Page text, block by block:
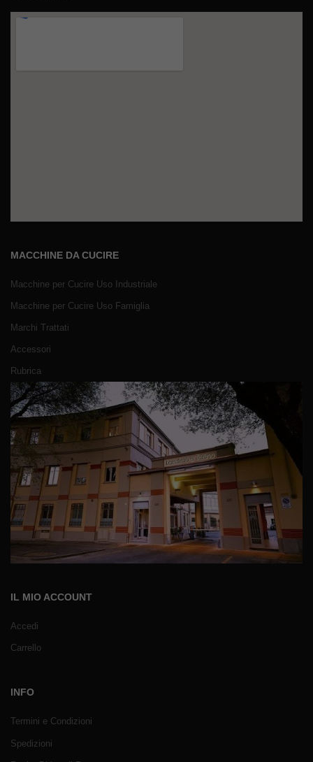
MACCHINE DA CUCIRE
Macchine per Cucire Uso Industriale
Macchine per Cucire Uso Famiglia
Marchi Trattati
Accessori
Rubrica
IL MIO ACCOUNT
Accedi
Carrello
INFO
Termini e Condizioni
Spedizioni